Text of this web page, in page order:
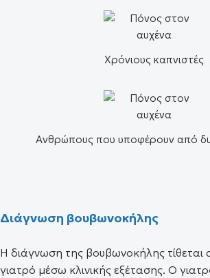
Χρόνιους καπνιστές
Ανθρώπους που υποφέρουν από
Διάγνωση βουβωνοκήλης
Η διάγνωση της βουβωνοκήλης τίθεται
γιατρό μέσω κλινικής εξέτασης. Ο